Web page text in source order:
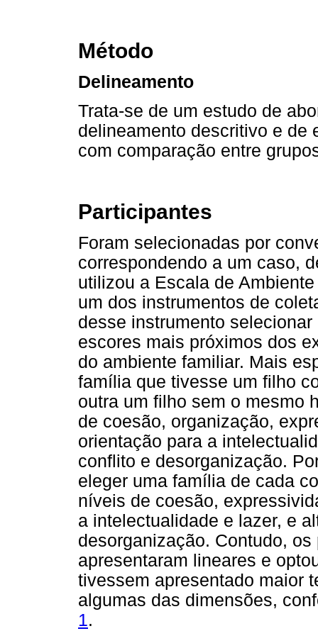
Método
Delineamento
Trata-se de um estudo de
delineamento descritivo e de
com comparação entre
Participantes
Foram selecionadas por
correspondendo a um caso,
utilizou a Escala de
um dos instrumentos de
desse instrumento
escores mais próximos dos
do ambiente familiar. Mais
família que tivesse um filho
outra um filho sem o mesmo
de coesão, organização,
orientação para a
conflito e desorganização.
eleger uma família de cada
níveis de coesão,
a intelectualidade e lazer, e
desorganização. Contudo,
apresentaram lineares e
tivessem apresentado maior
algumas das dimensões,
1.